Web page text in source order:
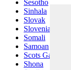
Sesotho
Sinhala
Slovak
Slovenian
Somali
Samoan
Scots Gaelic
Shona